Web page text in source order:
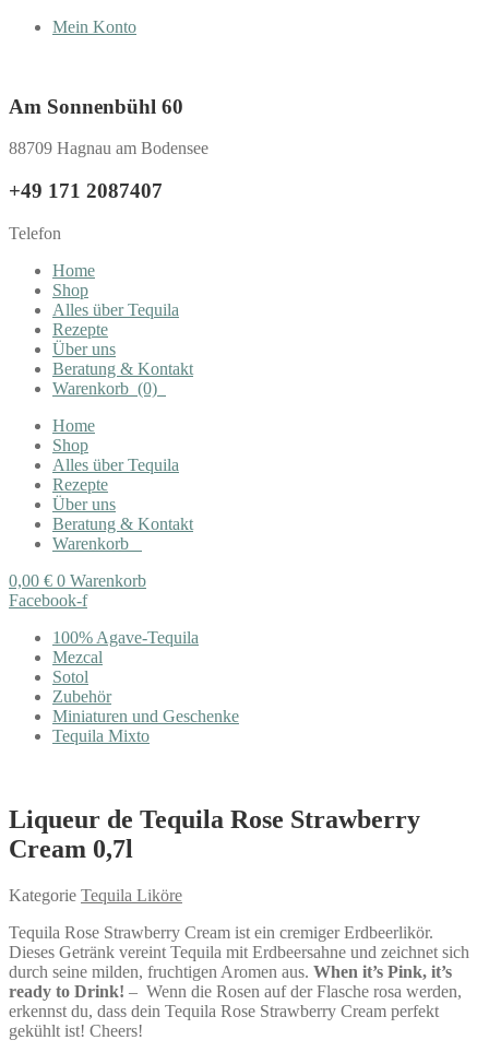
Mein Konto
Am Sonnenbühl 60
88709 Hagnau am Bodensee
+49 171 2087407
Telefon
Home
Shop
Alles über Tequila
Rezepte
Über uns
Beratung & Kontakt
Warenkorb (0)
Home
Shop
Alles über Tequila
Rezepte
Über uns
Beratung & Kontakt
Warenkorb
0,00 € 0 Warenkorb
Facebook-f
100% Agave-Tequila
Mezcal
Sotol
Zubehör
Miniaturen und Geschenke
Tequila Mixto
Liqueur de Tequila Rose Strawberry
Cream 0,7l
Kategorie Tequila Liköre
Tequila Rose Strawberry Cream ist ein cremiger Erdbeerlikör.
Dieses Getränk vereint Tequila mit Erdbeersahne und zeichnet sich
durch seine milden, fruchtigen Aromen aus. When it’s Pink, it’s
ready to Drink! – Wenn die Rosen auf der Flasche rosa werden,
erkennst du, dass dein Tequila Rose Strawberry Cream perfekt
gekühlt ist! Cheers!